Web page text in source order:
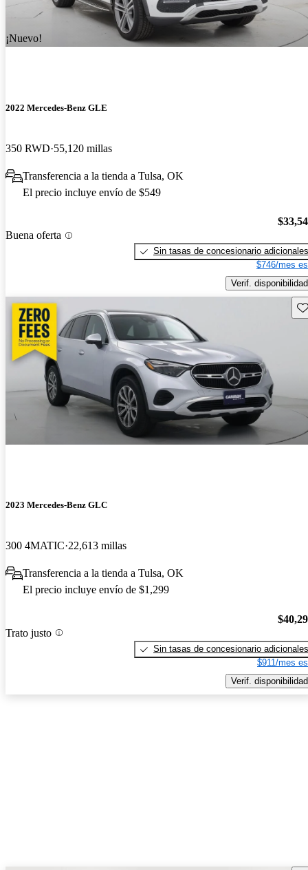
¡Nuevo!
2022 Mercedes-Benz GLE
350 RWD 55,120 millas
Transferencia a la tienda a Tulsa, OK
El precio incluye envío de $549
Buena oferta
Sin tasas de concesionario adicionales
$746/mes
Verif. disponibilidad
2023 Mercedes-Benz GLC
300 4MATIC 22,613 millas
Transferencia a la tienda a Tulsa, OK
El precio incluye envío de $1,299
Trato justo
Sin tasas de concesionario adicionales
$911/mes
Verif. disponibilidad